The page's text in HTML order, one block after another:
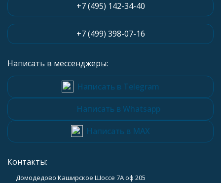
+7 (495) 142-34-40
+7 (499) 398-07-16
Написать в мессенджеры:
Написать в Telegram
Написать в Whatsapp
Написать в MAX
Контакты:
Домодедово Каширское Шоссе 7А оф 205